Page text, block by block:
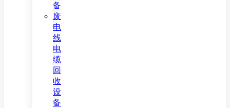
备
废
电
线
电
缆
回
收
设
备